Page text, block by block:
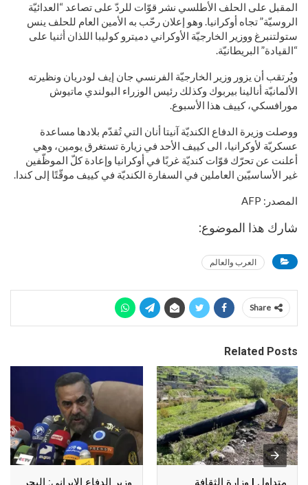
المقبل على الحلف الأطلسي نشر قوّات للردّ على تصاعد “العدائيّة
الروسيّة” تجاه أوكرانيا. وهو إعلان رحّب به الأمين العام للحلف ينس
ستولتنبرغ ووزير الخارجيّة الأوكراني دميترو كوليبا اللذان أثنيا على
“القيادة” البريطانيّة.
ويُرتقب أن يزور وزير الخارجيّة الفرنسي جان إيف لودريان ونظيرته
الألمانيّة أنالينا بيربوك وكذلك رئيس الوزراء البولندي ماتيوش
مورافسكي، كييف هذا الأسبوع.
ووصلت وزيرة الدفاع الكنديّة آنيتا أنان التي تُقدّم بلادها مساعدة
عسكريّة لأوكرانيا، الى كييف الأحد في زيارة تستغرق يومين، وهي
أعلنت عن تحرّك قوّات كنديّة غربًا في أوكرانيا وإعادة كلّ الموظّفين
غير الأساسيّين العاملين في السفارة الكنديّة في كييف موقّتًا إلى كندا.
المصدر: AFP
شارك هذا الموضوع:
العرب والعالم
Share
Related Posts
متداول | وزارة الثقافة وزير الدفاع الإيراني: البحر